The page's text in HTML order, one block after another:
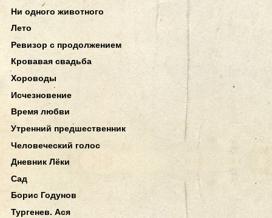
Ни одного животного
Лето
Ревизор с продолжением
Кровавая свадьба
Хороводы
Исчезновение
Время любви
Утренний предшественник
Человеческий голос
Дневник Лёки
Сад
Борис Годунов
Тургенев. Ася